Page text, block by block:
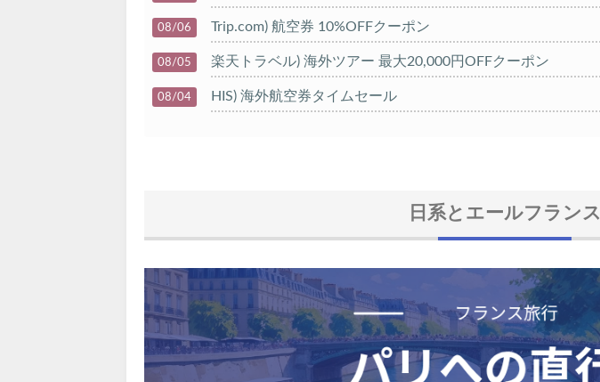
08/06 Trip.com) 航空券 10%OFFクーポン
08/05 楽天トラベル) 海外ツアー 最大20,000円OFFクーポン
08/04 HIS) 海外航空券タイムセール
Trip.com) 海外ホテル2%OFFクーポン TRIP1
08/01 エアトリ) 海外航空券(60日前) 1,000円OFFクーポン
08/01 Trip.com) 海外航空券1%OFFクーポン TRIP2
07/27 Trip.com) タイ旅行 最大50%OFFセール
07/30 Trip.com) ホテル 1,500円OFFクーポン
楽天トラベル) 海外ツアー 最大10,000円OFFクーポン
日系とエールフランス